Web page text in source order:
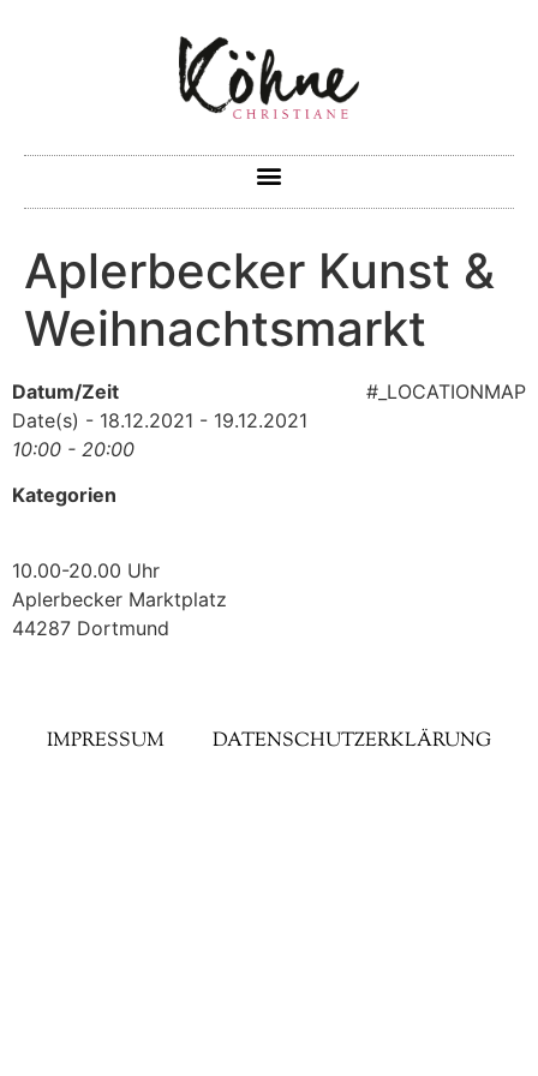
Aplerbecker Kunst &
Weihnachtsmarkt
#_LOCATIONMAP
Datum/Zeit
Date(s) - 18.12.2021 - 19.12.2021
10:00 - 20:00
Kategorien
10.00-20.00 Uhr
Aplerbecker Marktplatz
44287 Dortmund
IMPRESSUM DATENSCHUTZERKLÄRUNG